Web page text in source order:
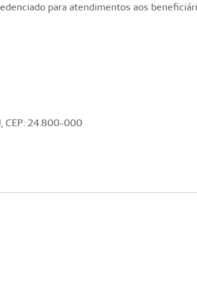
para atendimentos aos
CEP: 24.800-000